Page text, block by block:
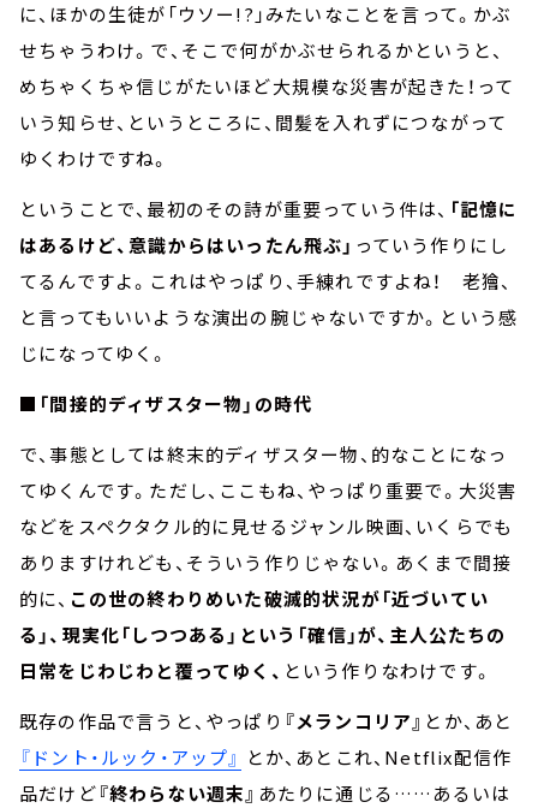
に、ほかの生徒が「ウソー!?」みたいなことを言って。かぶ
せちゃうわけ。で、そこで何がかぶせられるかというと、
めちゃくちゃ信じがたいほど大規模な災害が起きた！って
いう知らせ、というところに、間髪を入れずにつながって
ゆくわけですね。
ということで、最初のその詩が重要っていう件は、 「記憶に
はあるけど、意識からはいったん飛ぶ」 っていう作りにし
てるんですよ。これはやっぱり、手練れですよね！ 老獪、
と言ってもいいような演出の腕じゃないですか。という感
じになってゆく。
■「間接的ディザスター物」の時代
で、事態としては終末的ディザスター物、的なことになっ
てゆくんです。ただし、ここもね、やっぱり重要で。大災害
などをスペクタクル的に見せるジャンル映画、いくらでも
ありますけれども、そういう作りじゃない。あくまで間接
的に、 この世の終わりめいた破滅的状況が「近づいてい
る」、現実化「しつつある」という「確信」が、主人公たちの
日常をじわじわと覆ってゆく、 という作りなわけです。
既存の作品で言うと、やっぱり 『メランコリア』 とか、あと
『ドント・ルック・アップ』 とか、あとこれ、Netflix配信作
品だけど『終わらない週末』 あたりに通じる……あるいは